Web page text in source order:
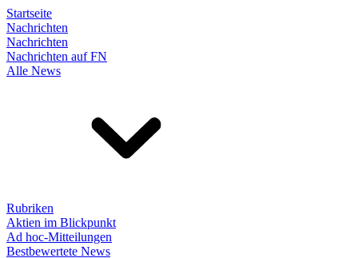
Startseite
Nachrichten
Nachrichten
Nachrichten auf FN
Alle News
Rubriken
Aktien im Blickpunkt
Ad hoc-Mitteilungen
Bestbewertete News